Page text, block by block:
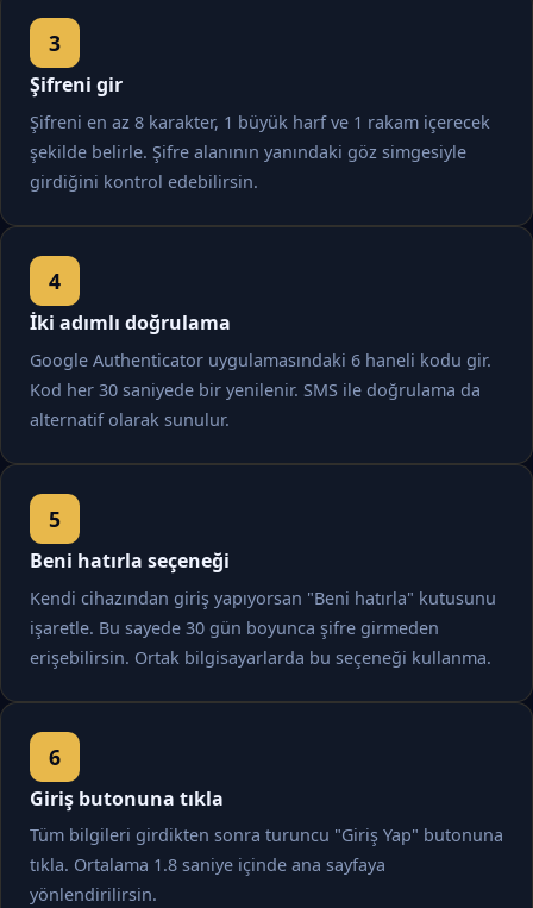
Şifreni gir
Şifreni en az 8 karakter, 1 büyük harf ve 1 rakam içerecek
şekilde belirle. Şifre alanının yanındaki göz simgesiyle
girdiğini kontrol edebilirsin.
İki adımlı doğrulama
Google Authenticator uygulamasındaki 6 haneli kodu gir.
Kod her 30 saniyede bir yenilenir. SMS ile doğrulama da
alternatif olarak sunulur.
Beni hatırla seçeneği
Kendi cihazından giriş yapıyorsan "Beni hatırla" kutusunu
işaretle. Bu sayede 30 gün boyunca şifre girmeden
erişebilirsin. Ortak bilgisayarlarda bu seçeneği kullanma.
Giriş butonuna tıkla
Tüm bilgileri girdikten sonra turuncu "Giriş Yap" butonuna
tıkla. Ortalama 1.8 saniye içinde ana sayfaya
yönlendirilirsin.